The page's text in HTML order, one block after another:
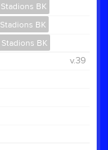
Stadions BK
Stadions BK
Stadions BK
v.39